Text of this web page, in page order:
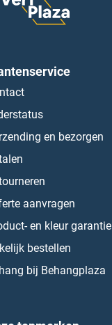
en bezorgen
aanvragen
en kleur garantie
bestellen
bij Behangplaza